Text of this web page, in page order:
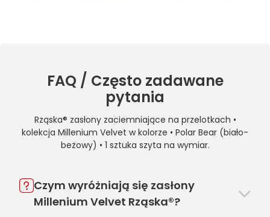
FAQ / Często zadawane
pytania
Rząska® zasłony zaciemniające na przelotkach •
kolekcja Millenium Velvet w kolorze • Polar Bear (biało-
beżowy) • 1 sztuka szyta na wymiar.
Czym wyróżniają się zasłony
Millenium Velvet Rząska®?